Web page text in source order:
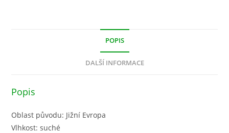
POPIS
DALŠÍ INFORMACE
Popis
Oblast původu: Jižní Evropa
Vlhkost: suché